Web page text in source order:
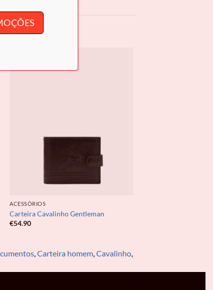
ACESSÓRIOS
Carteira Cavalinho Gentleman
€54.90
,Carteira homem,Cavalinho,